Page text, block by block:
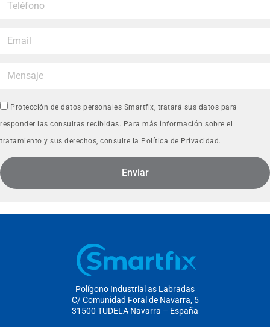
Protección de datos personales Smartfix, tratará sus datos para
responder las consultas recibidas. Para más información sobre el
tratamiento y sus derechos, consulte la Política de Privacidad.
Enviar
Polígono Industrial as Labradas
C/ Comunidad Foral de Navarra, 5
31500 TUDELA Navarra – España